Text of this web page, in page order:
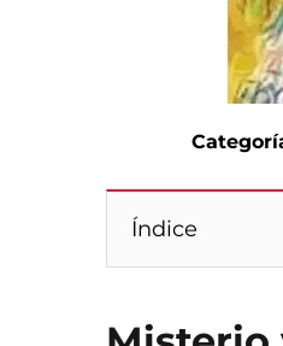
Índice